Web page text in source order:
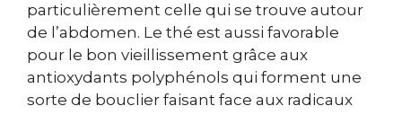
particulièrement celle qui se trouve autour
de l’abdomen. Le thé est aussi favorable
pour le bon vieillissement grâce aux
antioxydants polyphénols qui forment une
sorte de bouclier faisant face aux radicaux